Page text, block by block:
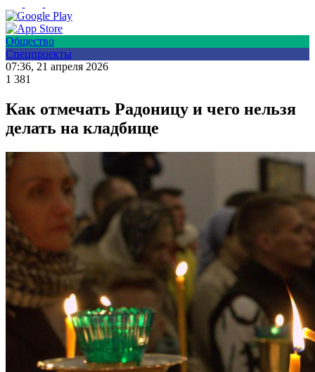
Общество
Спецпроекты
07:36, 21 апреля 2026
1 381
Как отмечать Радоницу и чего нельзя
делать на кладбище